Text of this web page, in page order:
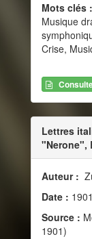
Mots clés :
Musique
Crise,
Lettres
"Nerone",
Auteur :
Date :
Source :
1901)